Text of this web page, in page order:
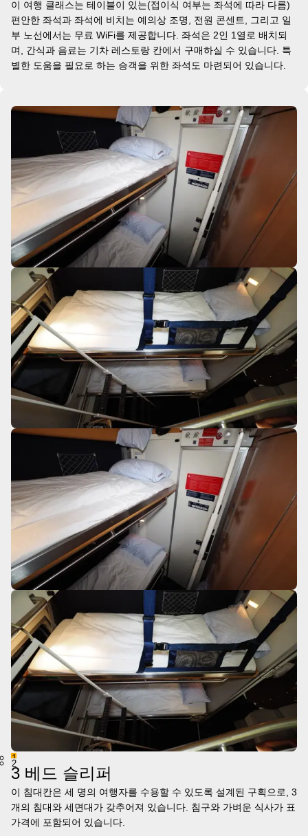
이 여행 클래스는 테이블이 있는(접이식 여부는 좌석에 따라 다름)
편안한 좌석과 좌석에 비치는 예의상 조명, 전원 콘센트, 그리고 일
부 노선에서는 무료 WiFi를 제공합니다. 좌석은 2인 1열로 배치되
며, 간식과 음료는 기차 레스토랑 칸에서 구매하실 수 있습니다. 특
별한 도움을 필요로 하는 승객을 위한 좌석도 마련되어 있습니다.
1
2
3 베드 슬리퍼
이 침대칸은 세 명의 여행자를 수용할 수 있도록 설계된 구획으로, 3
개의 침대와 세면대가 갖추어져 있습니다. 침구와 가벼운 식사가 표
가격에 포함되어 있습니다.